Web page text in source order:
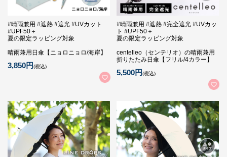
#晴雨兼用 #遮熱 #遮光 #UVカット
#UPF50＋
夏の限定ラッピング対象
晴雨兼用日傘【ニョロニョロ/海岸】
3,850円(税込)
#晴雨兼用 #遮熱 #完全遮光 #UVカッ
ト #UPF50＋
夏の限定ラッピング対象
centelleo（センテリオ）の晴雨兼用
折りたたみ日傘【フリル/4カラー】
5,500円(税込)